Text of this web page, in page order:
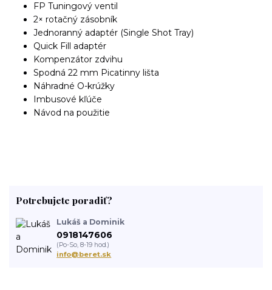
FP Tuningový ventil
2× rotačný zásobník
Jednoranný adaptér (Single Shot Tray)
Quick Fill adaptér
Kompenzátor zdvihu
Spodná 22 mm Picatinny lišta
Náhradné O-krúžky
Imbusové kľúče
Návod na použitie
Potrebujete poradiť?
Lukáš a Dominik
0918147606
(Po-So, 8-19 hod.)
info@beret.sk